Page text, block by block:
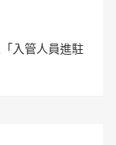
入管人員進駐